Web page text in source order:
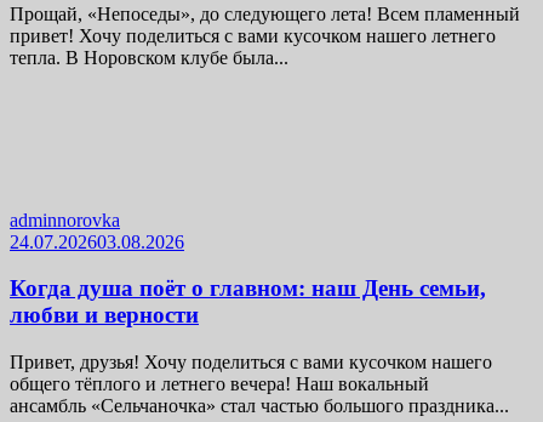
Прощай, «Непоседы», до следующего лета! Всем пламенный
привет! Хочу поделиться с вами кусочком нашего летнего
тепла. В Норовском клубе была...
adminnorovka
24.07.202603.08.2026
Когда душа поёт о главном: наш День семьи,
любви и верности
Привет, друзья! Хочу поделиться с вами кусочком нашего
общего тёплого и летнего вечера! Наш вокальный
ансамбль «Сельчаночка» стал частью большого праздника...